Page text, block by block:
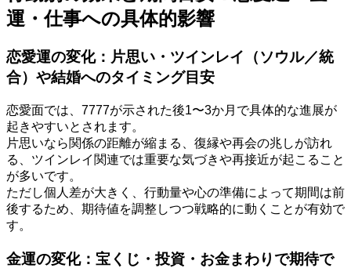
運・仕事への具体的影響
恋愛運の変化：片思い・ツインレイ（ソウル／統
合）や結婚へのタイミング目安
恋愛面では、7777が示された後1〜3か月で具体的な進展が
起きやすいとされます。
片思いなら関係の距離が縮まる、復縁や再会の兆しが訪れ
る、ツインレイ関連では重要な気づきや再接近が起こること
が多いです。
ただし個人差が大きく、行動量や心の準備によって期間は前
後するため、期待値を調整しつつ戦略的に動くことが有効で
す。
金運の変化：宝くじ・投資・お金まわりで期待で